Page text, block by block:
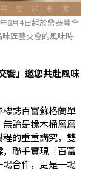
8月4日起於鼎泰豐全
匠藝交會的風味時
饗」邀您共赴風味
誌百富蘇格蘭單
論是橡木桶層層
的重重講究，雙
聯手實現「百富
合作，更是一場